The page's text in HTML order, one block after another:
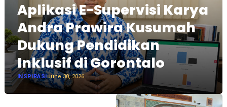
Aplikasi E-Supervisi Karya
Andra Prawira Kusumah
Dukung Pendidikan
Inklusif di Gorontalo
INSPIRASIJune 30, 2026